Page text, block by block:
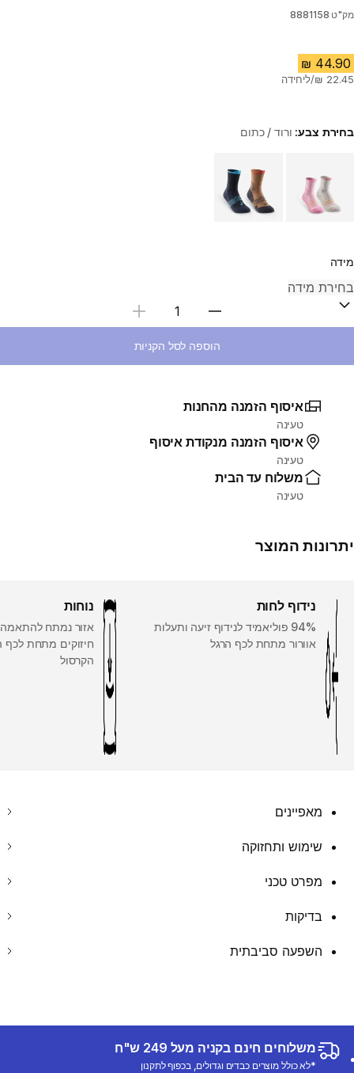
מק"ט 8881158
בחירת צבע: ורוד / כתום
מידה
בחירת כמות
הוספה לסל הקניות
איסוף הזמנה מהחנות
טעינה
איסוף הזמנה מנקודת איסוף
טעינה
משלוח עד הבית
טעינה
יתרונות המוצר
נידוף לחות
94% פוליאמיד לנידוף זיעה ותעלות
אוורור מתחת לכף הרגל
נוחות
אזור נמתח
חיזוקים מתחת לכף
הקרסול
מאפיינים
שימוש ותחזוקה
מפרט טכני
בדיקות
השפעה סביבתית
משלוחים חינם בקניה מעל 249 ש"ח
*לא כולל מוצרים כבדים וגדולים, בכפוף לתקנון